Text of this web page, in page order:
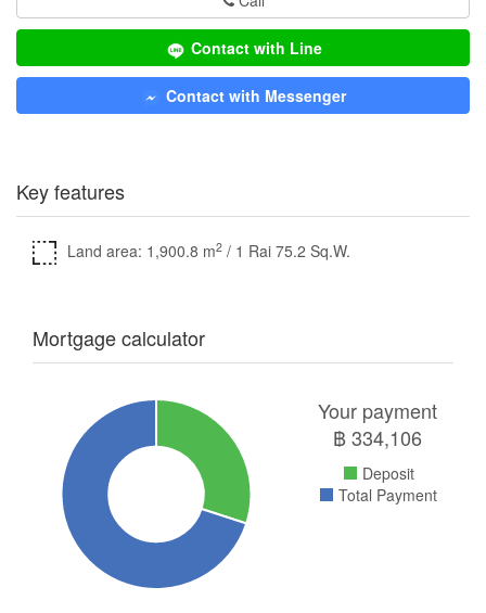
Contact with Line
Contact with Messenger
Key features
Land area: 1,900.8 m2 / 1 Rai 75.2 Sq.W.
Mortgage calculator
Your payment
฿334,106
Deposit
Total Payment